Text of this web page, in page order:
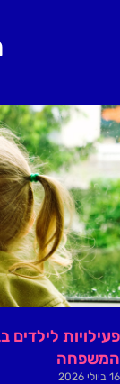
פעילויות לילדים
המשפחה
16 ביולי 2026